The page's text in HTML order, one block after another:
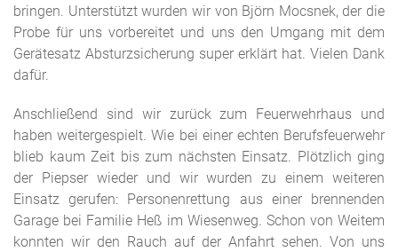
bringen. Unterstützt wurden wir von Björn Mocsnek, der die
Probe für uns vorbereitet und uns den Umgang mit dem
Gerätesatz Absturzsicherung super erklärt hat. Vielen Dank
dafür.
Anschließend sind wir zurück zum Feuerwehrhaus und
haben weitergespielt. Wie bei einer echten Berufsfeuerwehr
blieb kaum Zeit bis zum nächsten Einsatz. Plötzlich ging
der Piepser wieder und wir wurden zu einem weiteren
Einsatz gerufen: Personenrettung aus einer brennenden
Garage bei Familie Heß im Wiesenweg. Schon von Weitem
konnten wir den Rauch auf der Anfahrt sehen. Von uns